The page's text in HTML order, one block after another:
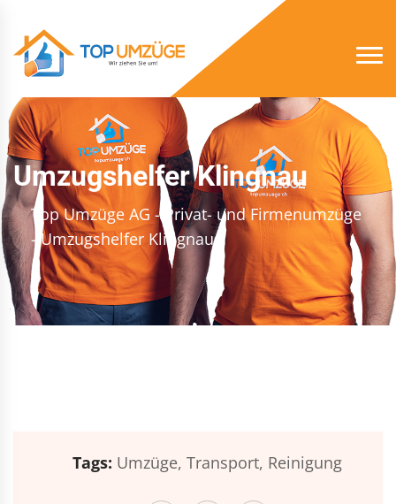
Umzugshelfer Klingnau
Top Umzüge AG - Privat- und Firmenumzüge
- Umzugshelfer Klingnau
Tags: Umzüge, Transport, Reinigung